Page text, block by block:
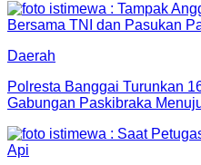
Daerah
Polresta Banggai Turunkan
Gabungan Paskibraka